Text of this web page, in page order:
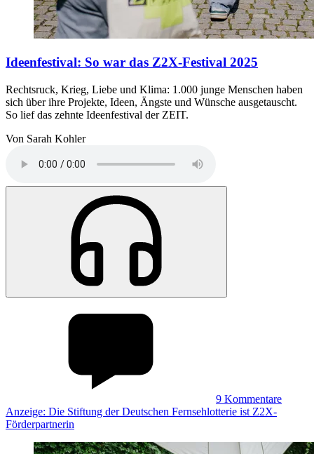
Ideenfestival: So war das Z2X-Festival 2025
Rechtsruck, Krieg, Liebe und Klima: 1.000 junge Menschen haben
sich über ihre Projekte, Ideen, Ängste und Wünsche ausgetauscht.
So lief das zehnte Ideenfestival der ZEIT.
Von Sarah Kohler
9 Kommentare
Anzeige: Die Stiftung der Deutschen Fernsehlotterie ist Z2X-
Förderpartnerin